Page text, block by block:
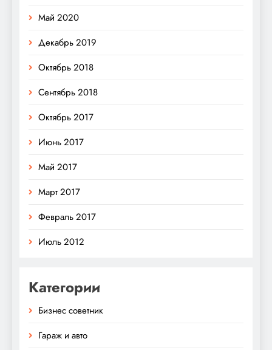
Май 2020
Декабрь 2019
Октябрь 2018
Сентябрь 2018
Октябрь 2017
Июнь 2017
Май 2017
Март 2017
Февраль 2017
Июль 2012
Категории
Бизнес советник
Гараж и авто